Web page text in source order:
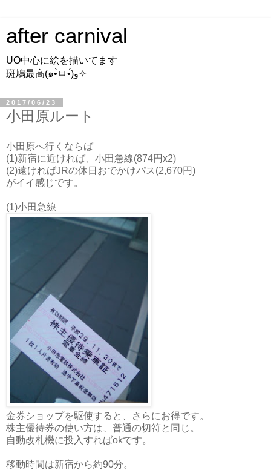
after carnival
UO中心に絵を描いてます
斑鳩最高(๑•̀ㅂ•́)و✧
2017/06/23
小田原ルート
小田原へ行くならば
(1)新宿に近ければ、小田急線(874円x2)
(2)遠ければJRの休日おでかけパス(2,670円)
がイイ感じです。
(1)小田急線
金券ショップを駆使すると、さらにお得です。
株主優待券の使い方は、普通の切符と同じ。
自動改札機に投入すればokです。
移動時間は新宿から約90分。